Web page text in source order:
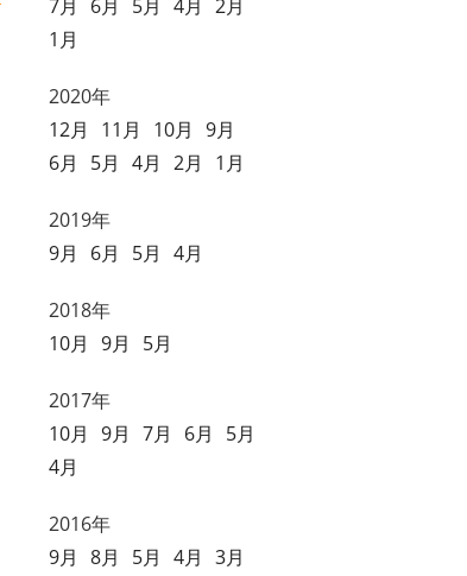
7月
6月 5月 4月 2月
1月
2020年
12月
11月 10月 9月
6月
5月 4月 2月 1月
2019年
9月
6月 5月 4月
2018年
10月 9月 5月
2017年
10月 9月 7月 6月
5月
4月
2016年
9月 8月 5月 4月 3月